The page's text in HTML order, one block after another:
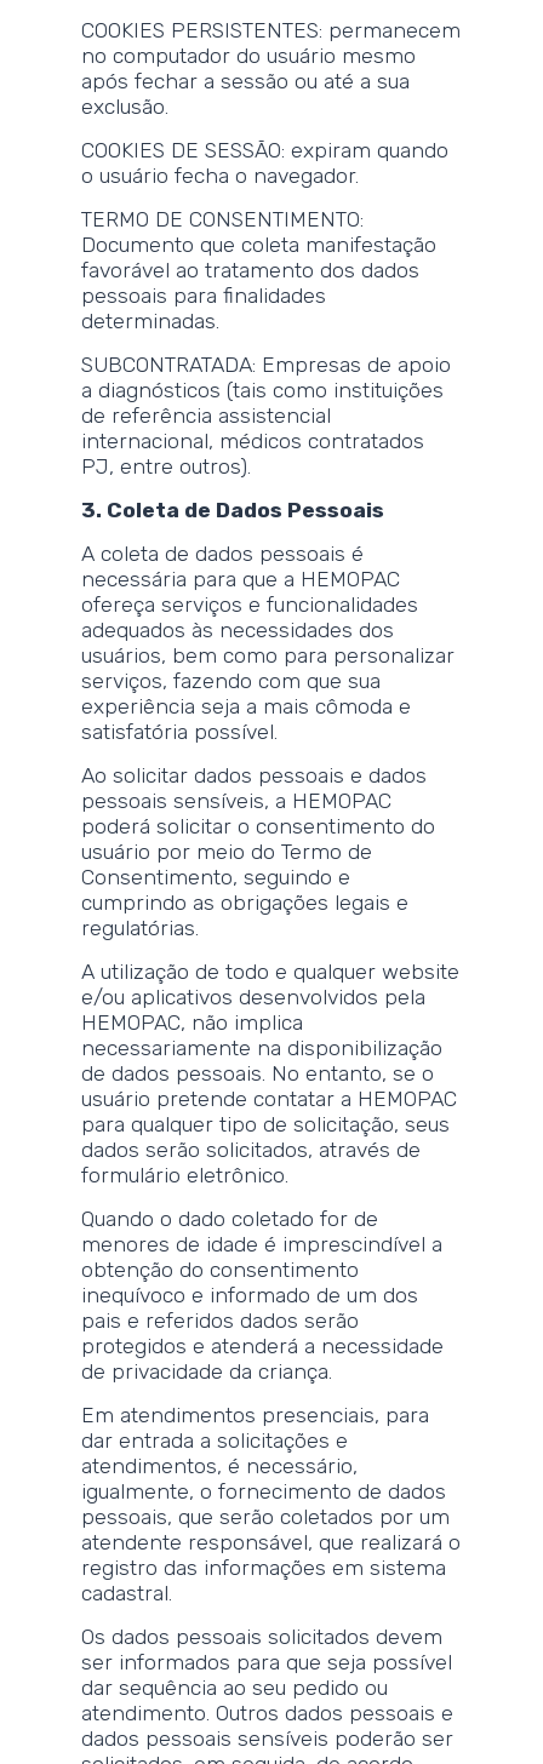
COOKIES PERSISTENTES: permanecem
no computador do usuário mesmo
após fechar a sessão ou até a sua
exclusão.
COOKIES DE SESSÃO: expiram quando
o usuário fecha o navegador.
TERMO DE CONSENTIMENTO:
Documento que coleta manifestação
favorável ao tratamento dos dados
pessoais para finalidades
determinadas.
SUBCONTRATADA: Empresas de apoio
a diagnósticos (tais como instituições
de referência assistencial
internacional, médicos contratados
PJ, entre outros).
3. Coleta de Dados Pessoais
A coleta de dados pessoais é
necessária para que a HEMOPAC
ofereça serviços e funcionalidades
adequados às necessidades dos
usuários, bem como para personalizar
serviços, fazendo com que sua
experiência seja a mais cômoda e
satisfatória possível.
Ao solicitar dados pessoais e dados
pessoais sensíveis, a HEMOPAC
poderá solicitar o consentimento do
usuário por meio do Termo de
Consentimento, seguindo e
cumprindo as obrigações legais e
regulatórias.
A utilização de todo e qualquer website
e/ou aplicativos desenvolvidos pela
HEMOPAC, não implica
necessariamente na disponibilização
de dados pessoais. No entanto, se o
usuário pretende contatar a HEMOPAC
para qualquer tipo de solicitação, seus
dados serão solicitados, através de
formulário eletrônico.
Quando o dado coletado for de
menores de idade é imprescindível a
obtenção do consentimento
inequívoco e informado de um dos
pais e referidos dados serão
protegidos e atenderá a necessidade
de privacidade da criança.
Em atendimentos presenciais, para
dar entrada a solicitações e
atendimentos, é necessário,
igualmente, o fornecimento de dados
pessoais, que serão coletados por um
atendente responsável, que realizará o
registro das informações em sistema
cadastral.
Os dados pessoais solicitados devem
ser informados para que seja possível
dar sequência ao seu pedido ou
atendimento. Outros dados pessoais e
dados pessoais sensíveis poderão ser